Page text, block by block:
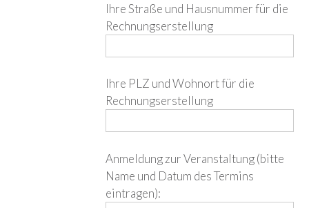
Ihre Straße und Hausnummer für die
Rechnungserstellung
Ihre PLZ und Wohnort für die
Rechnungserstellung
Anmeldung zur Veranstaltung (bitte
Name und Datum des Termins
eintragen):